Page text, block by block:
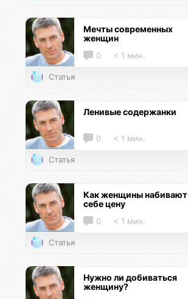
Мечты современных
женщин
0 < 1 мин.
Статья
Ленивые содержанки
0 < 1 мин.
Статья
Как женщины набивают
себе цену
0 < 1 мин.
Статья
Нужно ли добиваться
женщину?